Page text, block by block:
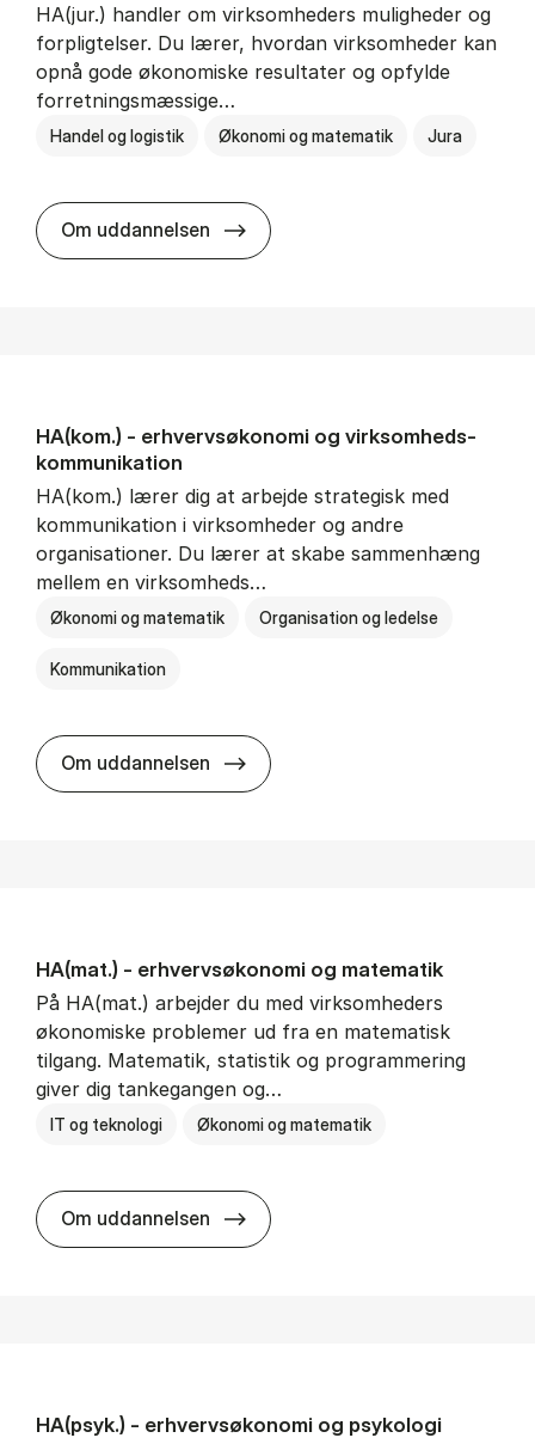
HA(jur.) handler om virksomheders muligheder og
forpligtelser. Du lærer, hvordan virksomheder kan
opnå gode økonomiske resultater og opfylde
forretningsmæssige…
Handel og logistik Økonomi og matematik Jura
Om uddannelsen HA(jur.) - erhvervs­økonomi og
HA(kom.) - erhvervs­økonomi og virksomheds­
kommunikation
HA(kom.) lærer dig at arbejde strategisk med
kommunikation i virksomheder og andre
organisationer. Du lærer at skabe sammenhæng
mellem en virksomheds…
Økonomi og matematik Organisation og ledelse
Kommunikation
Om uddannelsen HA(kom.) - erhvervs­økonomi
HA(mat.) - erhvervs­økonomi og ma­te­ma­tik
På HA(mat.) arbejder du med virksomheders
økonomiske problemer ud fra en matematisk
tilgang. Matematik, statistik og programmering
giver dig tankegangen og…
IT og teknologi Økonomi og matematik
Om uddannelsen HA(mat.) - erhvervs­økonomi og
HA(psyk.) - erhvervs­økonomi og psy­ko­lo­gi